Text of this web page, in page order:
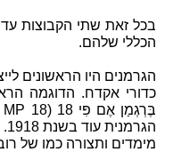
בכל זאת שתי הקבוצות
הכללי שלהם.
הגרמנים היו הראשונים
כדורי אקדח. הדוגמה
מימדים ותצורה כמו של